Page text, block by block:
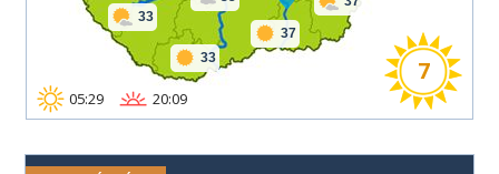
33
33
37
05:29 20:09
7